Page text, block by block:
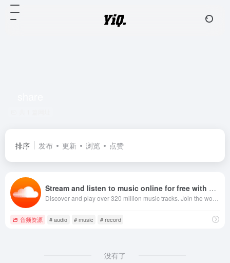
排序 发布 更新 浏览 点赞
Stream and listen to music online for free with SoundCloud
音频资源 # audio # music # record
没有了